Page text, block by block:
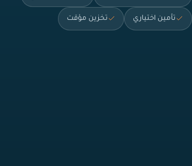
تأمين اختياري تخزين مؤقت